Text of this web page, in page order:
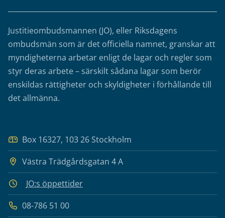
Justitieombudsmannen (JO), eller Riksdagens
ombudsmän som är det officiella namnet, granskar att
myndigheterna arbetar enligt de lagar och regler som
styr deras arbete – särskilt sådana lagar som berör
enskildas rättigheter och skyldigheter i förhållande till
det allmänna.
Box 16327, 103 26 Stockholm
Västra Trädgårdsgatan 4 A
JO:s öppettider
08-786 51 00